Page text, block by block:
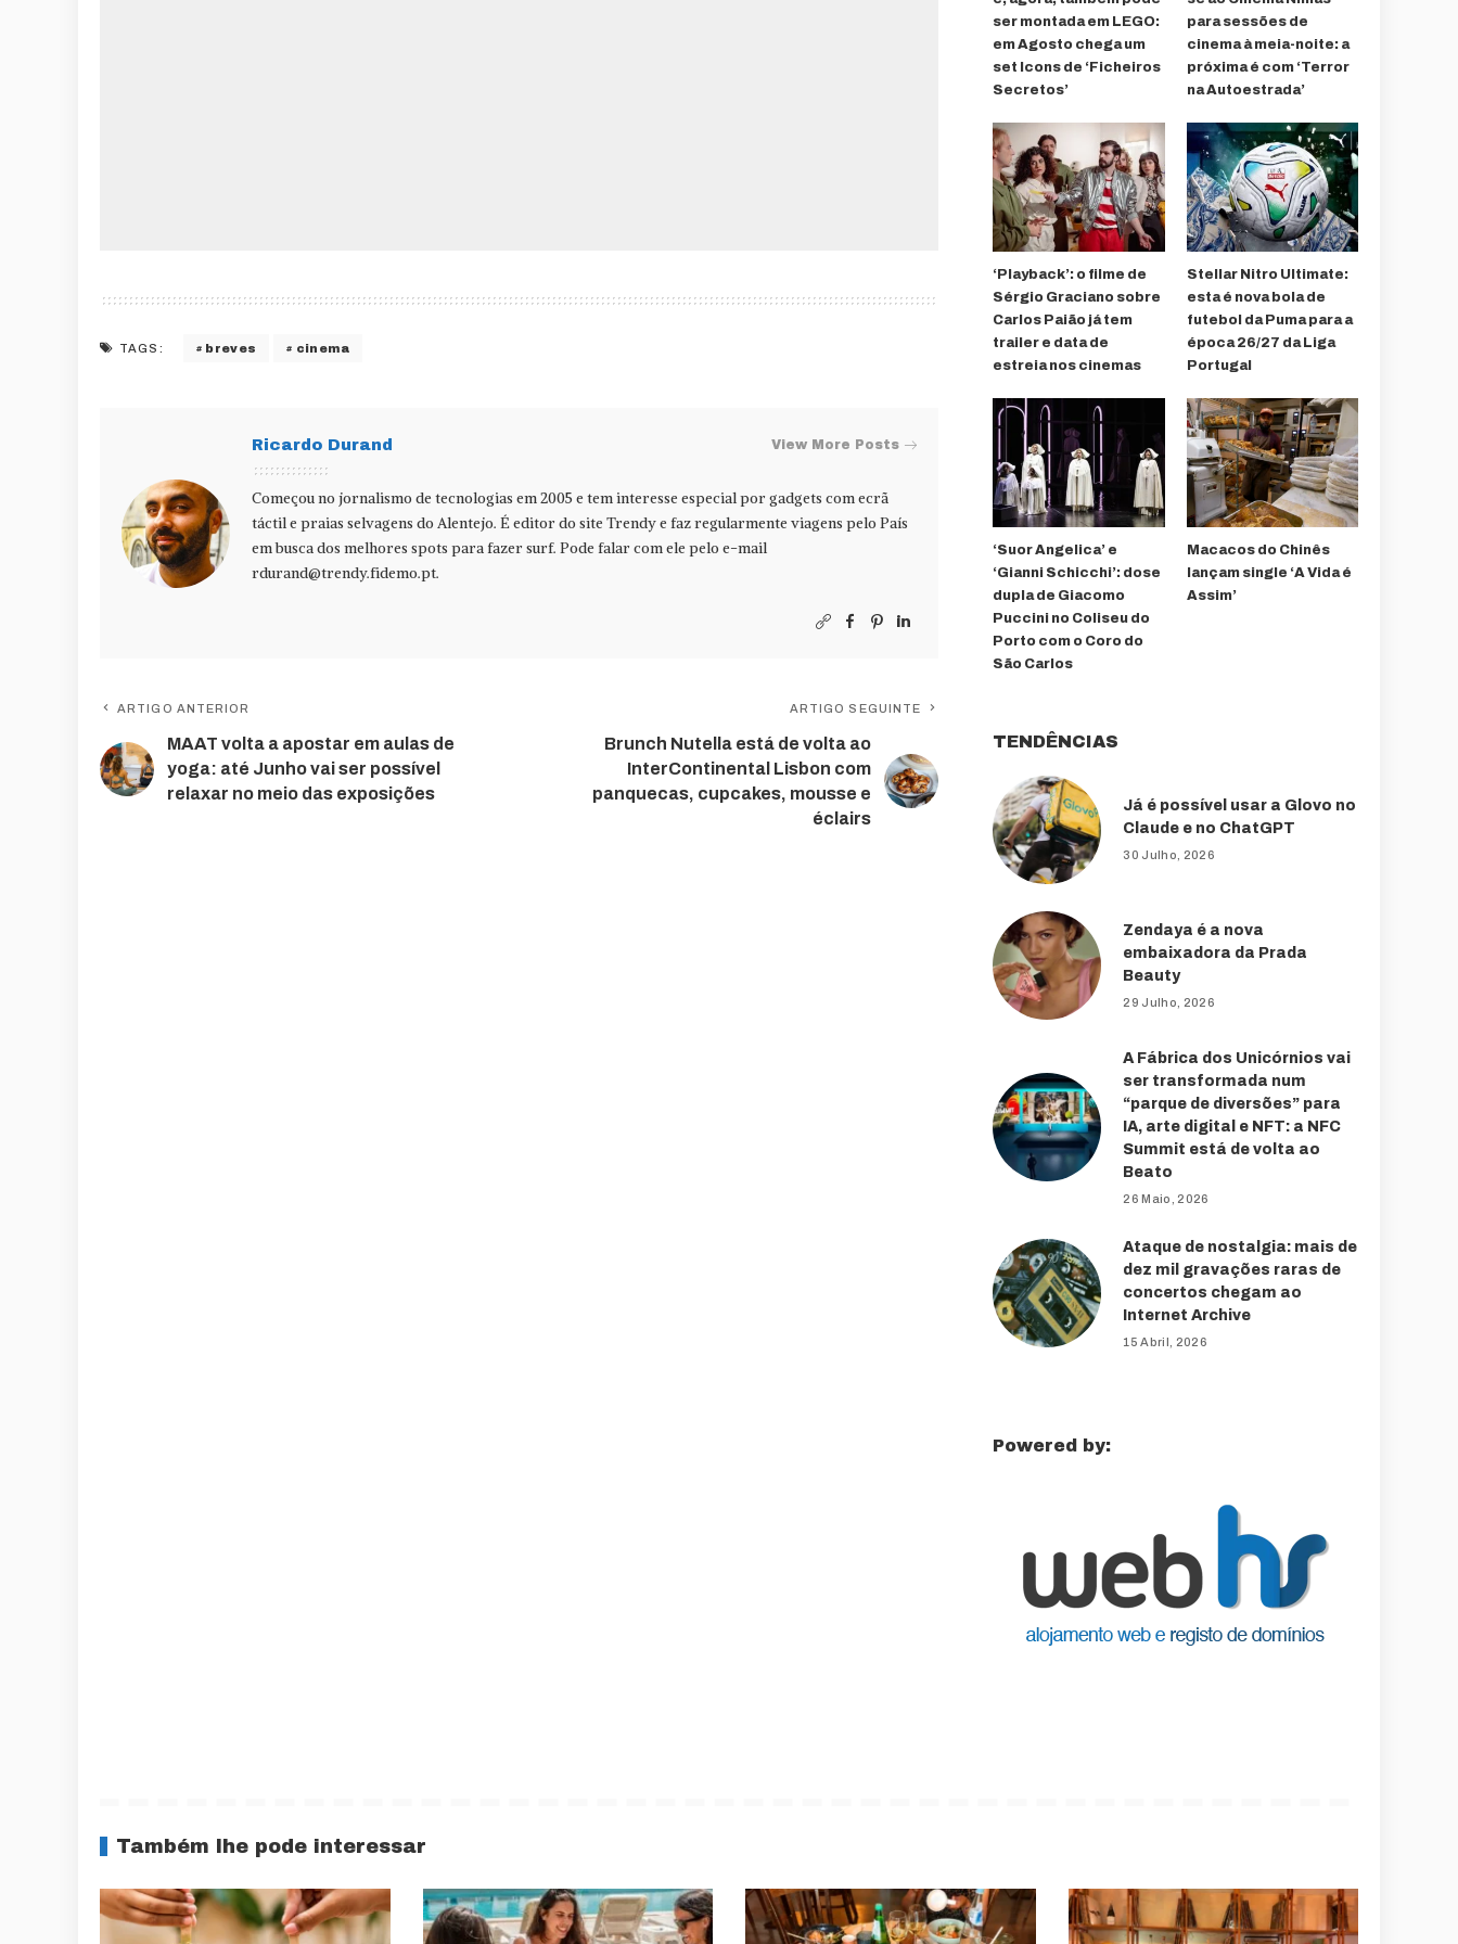
TAGS: breves cinema
Ricardo Durand View More Posts
Começou no jornalismo de tecnologias em 2005 e tem interesse especial por gadgets com ecrã
táctil e praias selvagens do Alentejo. É editor do site Trendy e faz regularmente viagens pelo País
em busca dos melhores spots para fazer surf. Pode falar com ele pelo e-mail
rdurand@trendy.fidemo.pt.
ARTIGO ANTERIOR
MAAT volta a apostar em aulas de
yoga: até Junho vai ser possível
relaxar no meio das exposições
ARTIGO SEGUINTE
Brunch Nutella está de volta ao
InterContinental Lisbon com
panquecas, cupcakes, mousse e
éclairs
ser montada em LEGO:
em Agosto chega um
set Icons de ‘Ficheiros
Secretos’
para sessões de
cinema à meia-noite: a
próxima é com ‘Terror
na Autoestrada’
‘Playback’: o filme de
Sérgio Graciano sobre
Carlos Paião já tem
trailer e data de
estreia nos cinemas
Stellar Nitro Ultimate:
esta é nova bola de
futebol da Puma para a
época 26/27 da Liga
Portugal
‘Suor Angelica’ e
‘Gianni Schicchi’: dose
dupla de Giacomo
Puccini no Coliseu do
Porto com o Coro do
São Carlos
Macacos do Chinês
lançam single ‘A Vida é
Assim’
TENDÊNCIAS
Já é possível usar a Glovo no
Claude e no ChatGPT
30 Julho, 2026
Zendaya é a nova
embaixadora da Prada
Beauty
29 Julho, 2026
A Fábrica dos Unicórnios vai
ser transformada num
“parque de diversões” para
IA, arte digital e NFT: a NFC
Summit está de volta ao
Beato
26 Maio, 2026
Ataque de nostalgia: mais de
dez mil gravações raras de
concertos chegam ao
Internet Archive
15 Abril, 2026
Powered by:
Também lhe pode interessar